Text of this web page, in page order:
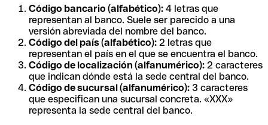
Código bancario (alfabético): 4 letras que
representan al banco. Suele ser parecido a una
versión abreviada del nombre del banco.
Código del país (alfabético): 2 letras que
representan el país en el que se encuentra el banco.
Código de localización (alfanumérico): 2 caracteres
que indican dónde está la sede central del banco.
Código de sucursal (alfanumérico): 3 caracteres
que especifican una sucursal concreta. «XXX»
representa la sede central del banco.